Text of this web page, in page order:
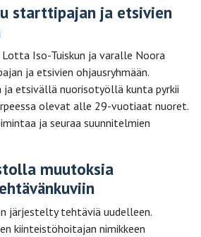
starttipajan ja etsivien
Iso-Tuiskun ja varalle Noora
ja etsivien ohjausryhmään.
etsivällä nuorisotyöllä kunta pyrkii
olevat alle 29-vuotiaat nuoret.
ja seuraa suunnitelmien
muutoksia
järjestelty tehtäviä uudelleen.
kiinteistöhoitajan nimikkeen